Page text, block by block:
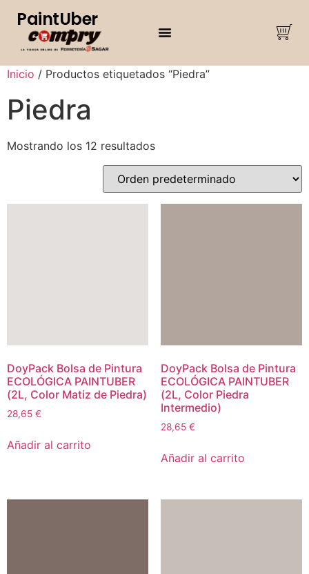
PaintUber
Inicio / Productos etiquetados “Piedra”
Piedra
Mostrando los 12 resultados
DoyPack Bolsa de Pintura
ECOLÓGICA PAINTUBER
(2L, Color Matiz de Piedra)
28,65 €
Añadir al carrito
DoyPack Bolsa de Pintura
ECOLÓGICA PAINTUBER
(2L, Color Piedra
Intermedio)
28,65 €
Añadir al carrito